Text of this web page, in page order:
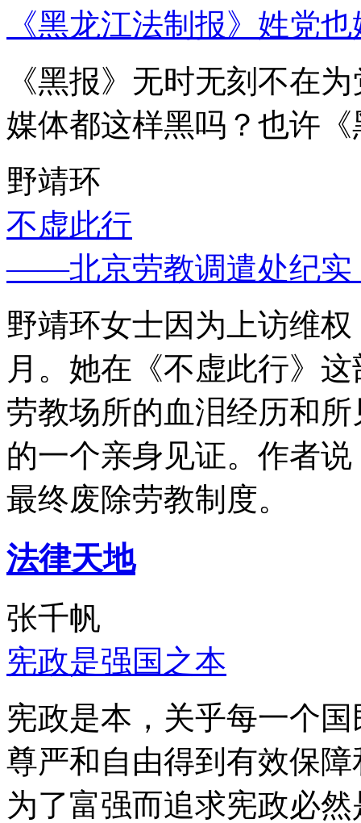
《黑龙江法制报》姓党
《黑报》无时无刻不在
媒体都这样黑吗？也许
野靖环
不虚此行
——北京劳教调遣处纪实
野靖环女士因为上访维
月。她在《不虚此行》
劳教场所的血泪经历和
的一个亲身见证。作者
最终废除劳教制度。
法律天地
张千帆
宪政是强国之本
宪政是本，关乎每一个
尊严和自由得到有效保
为了富强而追求宪政必